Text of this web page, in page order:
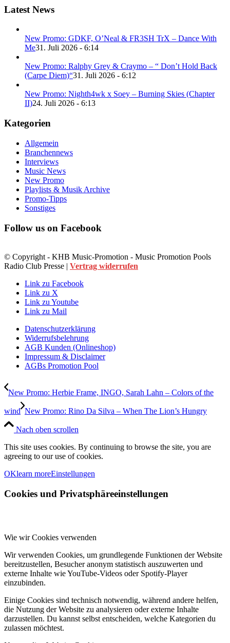
Latest News
New Promo: GDKF, O’Neal & FR3SH TrX – Dance With
Me31. Juli 2026 - 6:14
New Promo: Ralphy Grey & Craymo – “ Don’t Hold Back
(Carpe Diem)“31. Juli 2026 - 6:12
New Promo: Nighth4wk x Soey – Burning Skies (Chapter
II)24. Juli 2026 - 6:13
Kategorien
Allgemein
Branchennews
Interviews
Music News
New Promo
Playlists & Musik Archive
Promo-Tipps
Sonstiges
Follow us on Facebook
© Copyright - KHB Music-Promotion - Music Promotion Pools
Radio Club Presse | Vertrag widerrufen
Link zu Facebook
Link zu X
Link zu Youtube
Link zu Mail
Datenschutzerklärung
Widerrufsbelehrung
AGB Kunden (Onlineshop)
Impressum & Disclaimer
AGBs Promotion Pool
New Promo: Herbie Frame, INGO, Sarah Lahn – Colors of the
wind New Promo: Rino Da Silva – When The Lion’s Hungry
Nach oben scrollen
This site uses cookies. By continuing to browse the site, you are
agreeing to our use of cookies.
OKlearn moreEinstellungen
Cookies und Privatsphäreeinstellungen
Wie wir Cookies verwenden
Wir verwenden Cookies, um grundlegende Funktionen der Website
bereitzustellen, Besucher anonym statistisch auszuwerten und
externe Inhalte wie YouTube-Videos oder Spotify-Player
einzubinden.
Einige Cookies sind technisch notwendig, während andere helfen,
die Nutzung der Website zu analysieren oder externe Inhalte
darzustellen. Du kannst selbst entscheiden, welche Kategorien du
zulassen möchtest.